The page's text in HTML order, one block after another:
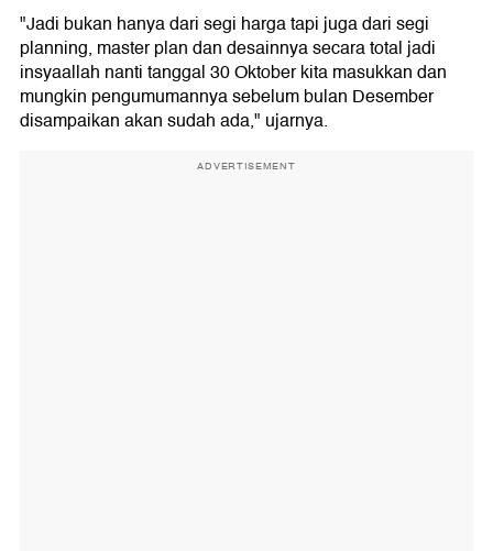
"Jadi bukan hanya dari segi harga tapi juga dari segi
planning, master plan dan desainnya secara total jadi
insyaallah nanti tanggal 30 Oktober kita masukkan dan
mungkin pengumumannya sebelum bulan Desember
disampaikan akan sudah ada," ujarnya.
ADVERTISEMENT